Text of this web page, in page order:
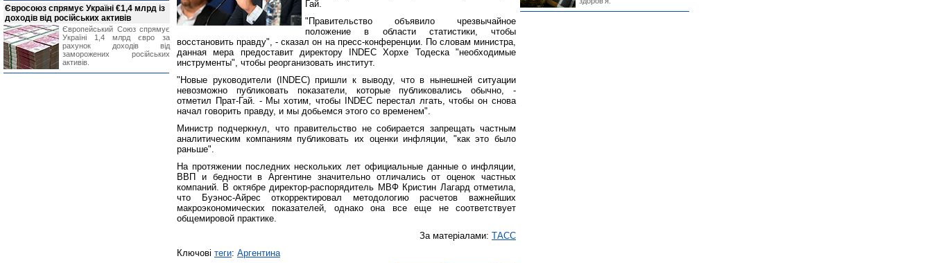
Гай.
"Правительство объявило чрезвычайное
положение в области статистики, чтобы
восстановить правду", - сказал он на пресс-конференции. По словам министра,
данная мера предоставит директору INDEC Хорхе Тодеска "необходимые
инструменты", чтобы реорганизовать институт.
"Новые руководители (INDEC) пришли к выводу, что в нынешней ситуации
невозможно публиковать показатели, которые публиковались обычно, -
отметил Прат-Гай. - Мы хотим, чтобы INDEC перестал лгать, чтобы он снова
начал говорить правду, и мы добьемся этого со временем".
Министр подчеркнул, что правительство не собирается запрещать частным
аналитическим компаниям публиковать их оценки инфляции, "как это было
раньше".
На протяжении последних нескольких лет официальные данные о инфляции,
ВВП и бедности в Аргентине значительно отличались от оценок частных
компаний. В октябре директор-распорядитель МВФ Кристин Лагард отметила,
что Буэнос-Айрес откорректировал методологию расчетов важнейших
макроэкономических показателей, однако она все еще не соответствует
общемировой практике.
За матеріалами: ТАСС
Ключові теги: Аргентина
Євросоюз спрямує Україні €1,4 млрд із
доходів від російських активів
Європейський Союз спрямує
Україні 1,4 млрд євро за
рахунок доходів від
заморожених російських
активів.